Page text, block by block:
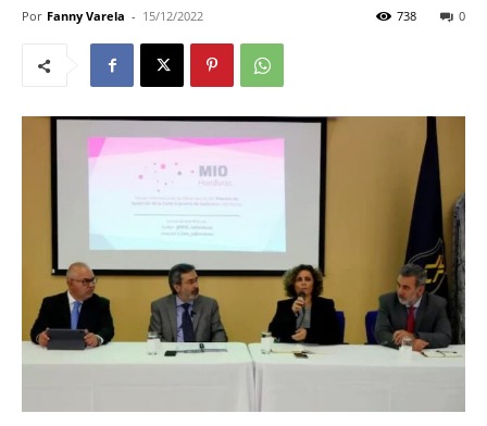
Por Fanny Varela - 15/12/2022 0
738